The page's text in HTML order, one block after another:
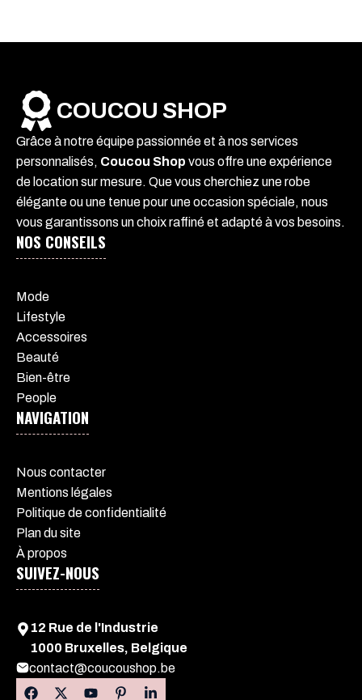
COUCOU SHOP
Grâce à notre équipe passionnée et à nos services
personnalisés, Coucou Shop vous offre une expérience
de location sur mesure. Que vous cherchiez une robe
élégante ou une tenue pour une occasion spéciale, nous
vous garantissons un choix raffiné et adapté à vos besoins.
NOS CONSEILS
Mode
Lifestyle
Accessoires
Beauté
Bien-être
People
NAVIGATION
Nous contacter
Mentions légales
Politique de confidentialité
Plan du site
À propos
SUIVEZ-NOUS
12 Rue de l'Industrie
1000 Bruxelles, Belgique
contact@coucoushop.be